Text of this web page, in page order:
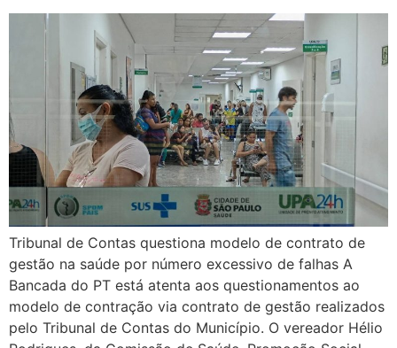
Tribunal de Contas questiona modelo de contrato de
gestão na saúde por número excessivo de falhas A
Bancada do PT está atenta aos questionamentos ao
modelo de contração via contrato de gestão realizados
pelo Tribunal de Contas do Município. O vereador Hélio